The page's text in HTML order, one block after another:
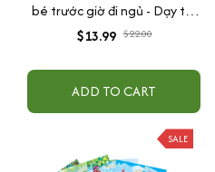
bé trước giờ đi ngủ - Dạy trẻ
biết ứng xử
$13.99 $22.00
ADD TO CART
SALE